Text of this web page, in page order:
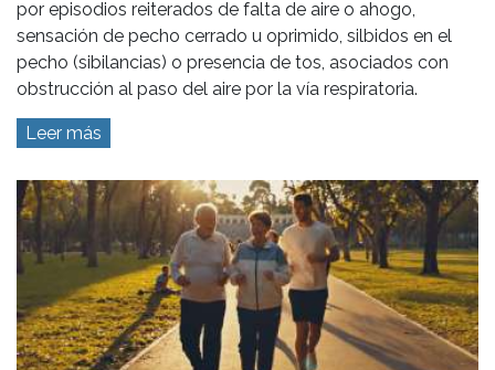
por episodios reiterados de falta de aire o ahogo,
sensación de pecho cerrado u oprimido, silbidos en el
pecho (sibilancias) o presencia de tos, asociados con
obstrucción al paso del aire por la vía respiratoria.
Leer más